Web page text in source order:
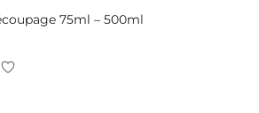
75ml – 500ml